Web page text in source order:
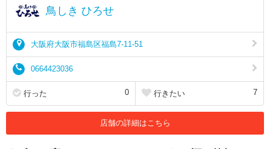
鳥しき ひろせ
大阪府大阪市福島区福島7-11-51
0664423036
行った 0 行きたい 7
店舗の詳細はこちら